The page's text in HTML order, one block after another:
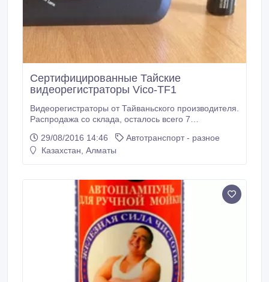
Сертифицированные Тайские
видеорегистраторы Vico-TF1
Видеорегистраторы от Тайваньского производителя.
Распродажа со склада, осталось всего 7
что не используем, остатки. Данные модели
выделяются своей качественной сборкой.
установка и снятие в одно нажатие.
29/08/2016 14:46
Автотранспорт - разное
Казахстан, Алматы